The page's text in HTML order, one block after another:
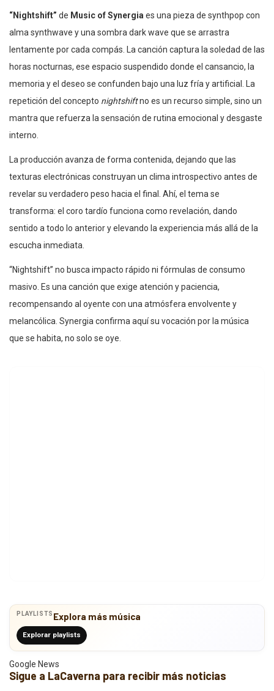
“Nightshift” de Music of Synergia es una pieza de synthpop con
alma synthwave y una sombra dark wave que se arrastra
lentamente por cada compás. La canción captura la soledad de las
horas nocturnas, ese espacio suspendido donde el cansancio, la
memoria y el deseo se confunden bajo una luz fría y artificial. La
repetición del concepto nightshiftno es un recurso simple, sino un
mantra que refuerza la sensación de rutina emocional y desgaste
interno.
La producción avanza de forma contenida, dejando que las
texturas electrónicas construyan un clima introspectivo antes de
revelar su verdadero peso hacia el final. Ahí, el tema se
transforma: el coro tardío funciona como revelación, dando
sentido a todo lo anterior y elevando la experiencia más allá de la
escucha inmediata.
“Nightshift” no busca impacto rápido ni fórmulas de consumo
masivo. Es una canción que exige atención y paciencia,
recompensando al oyente con una atmósfera envolvente y
melancólica. Synergia confirma aquí su vocación por la música
que se habita, no solo se oye.
PLAYLISTS Explora más música
Explorar playlists
Google News
Sigue a LaCaverna para recibir más noticias